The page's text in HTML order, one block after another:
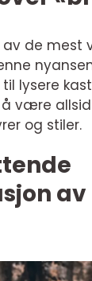
av de mest
lysere
være
og stiler.